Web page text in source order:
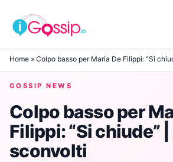
Skip to content
Home » Colpo basso per Maria De Filippi: “Si
GOSSIP NEWS
Colpo basso per
Filippi: “Si chiude” |
sconvolti